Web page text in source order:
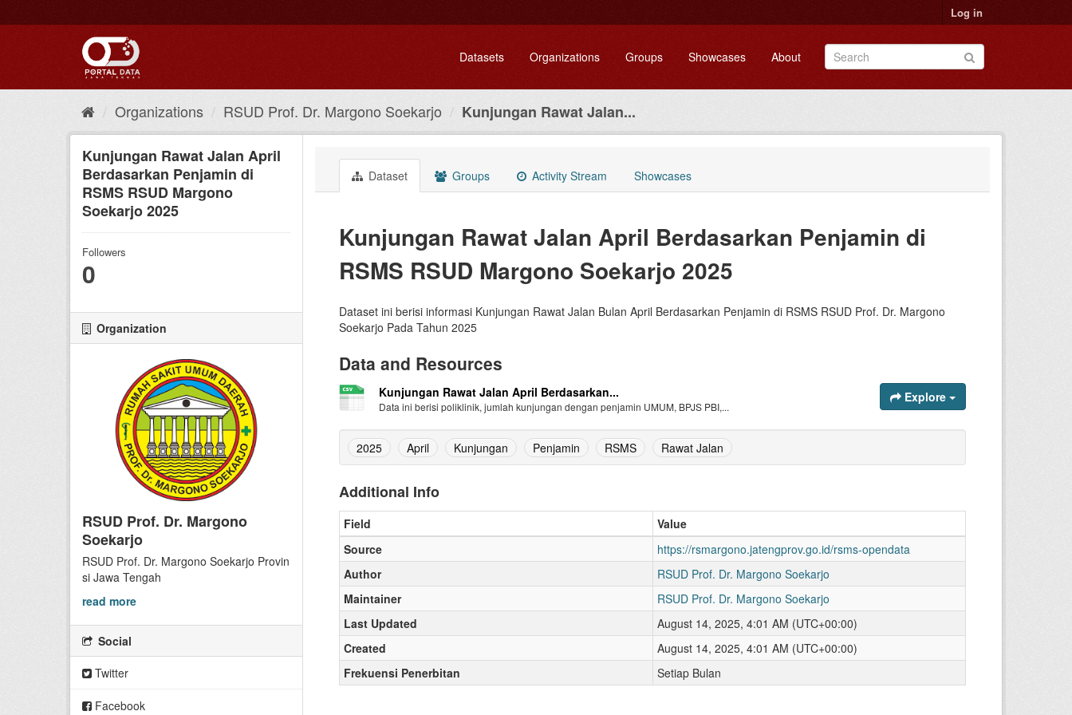
to
Log in
Datasets Organizations Groups Showcases About
Organizations RSUD Prof. Dr. Margono Soekarjo Kunjungan Rawat Jalan...
Kunjungan Rawat Jalan April
Berdasarkan Penjamin di
RSMS RSUD Margono
Soekarjo 2025
Followers
0
Organization
RSUD Prof. Dr. Margono
Soekarjo
RSUD Prof. Dr. Margono Soekarjo Provin
si Jawa Tengah
read more
Social
Twitter
Facebook
Dataset Groups Activity Stream Showcases
Kunjungan Rawat Jalan April Berdasarkan Penjamin di
RSMS RSUD Margono Soekarjo 2025
Dataset ini berisi informasi Kunjungan Rawat Jalan Bulan April Berdasarkan Penjamin di RSMS RSUD Prof. Dr. Margono
Soekarjo Pada Tahun 2025
Data and Resources
Kunjungan Rawat Jalan April Berdasarkan...
Data ini berisi poliklinik, jumlah kunjungan dengan penjamin UMUM, BPJS PBI,...
Explore
2025 April Kunjungan Penjamin RSMS Rawat Jalan
Additional Info
Field
Value
Source
https://rsmargono.jatengprov.go.id/rsms-opendata
Author
RSUD Prof. Dr. Margono Soekarjo
Maintainer
RSUD Prof. Dr. Margono Soekarjo
Last Updated
August 14, 2025, 4:01 AM (UTC+00:00)
Created
August 14, 2025, 4:01 AM (UTC+00:00)
Frekuensi Penerbitan
Setiap Bulan